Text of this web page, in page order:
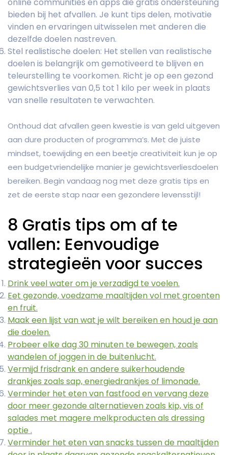
bieden bij het afvallen. Je kunt tips delen, motivatie
vinden en ervaringen uitwisselen met anderen die
dezelfde doelen nastreven.
Stel realistische doelen: Het stellen van realistische
doelen is belangrijk om gemotiveerd te blijven en
teleurstelling te voorkomen. Richt je op een gezond
gewichtsverlies van 0,5 tot 1 kilo per week in plaats
van snelle resultaten te verwachten.
Onthoud dat afvallen geen kwestie is van geld uitgeven
aan dure producten of programma’s. Met de juiste
mindset, toewijding en een beetje creativiteit kun je op
een budgetvriendelijke manier je gewichtsverliesdoelen
bereiken. Begin vandaag nog met deze gratis tips en
zet de eerste stap naar een gezondere levensstijl!
8 Gratis tips om af te
vallen: Eenvoudige
strategieën voor succes
Drink veel water om je verzadigd te voelen.
Eet gezonde, voedzame maaltijden vol met groenten
en fruit.
Maak een lijst van wat je wilt bereiken en houd je aan
die doelen.
Probeer elke dag 30 minuten te bewegen, zoals
wandelen of joggen in de buitenlucht.
Vermijd frisdrank en andere suikerhoudende
drankjes zoals sap, energiedrankjes of limonade.
Verminder het eten van fastfood en vervang deze
door meer gezonde alternatieven zoals kip, vis of
salades met magere melkproducten als dressing
optie .
Verminder het eten van snacks tussen de maaltijden